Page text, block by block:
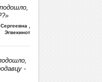
Эгвекинот
-